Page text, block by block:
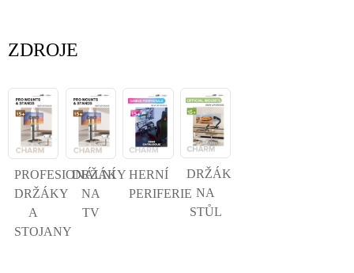
ZDROJE
PROFESIONÁLNÍ
DRŽÁKY
A
STOJANY
DRŽÁKY
NA
TV
HERNÍ
PERIFERIE
DRŽÁK
NA
STŮL